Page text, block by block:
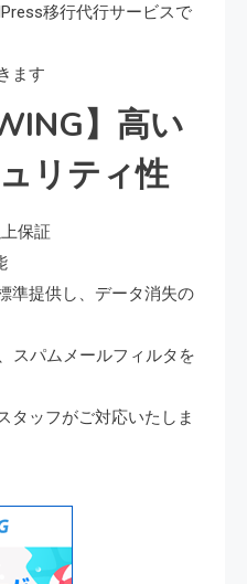
移行代行サービスで
ます
】高い
リティ性
保証
準提供し、データ消失の
スパムメールフィルタを
タッフがご対応いたしま